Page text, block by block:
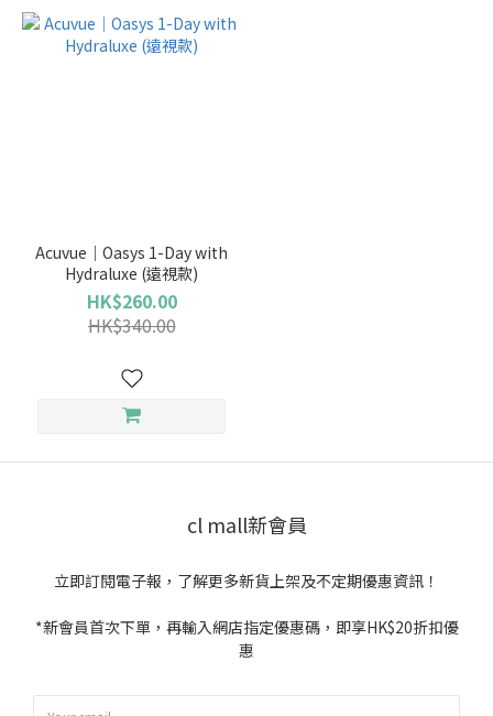
Acuvue｜Oasys 1-Day with
Hydraluxe (遠視款)
HK$260.00
HK$340.00
cl mall新會員
立即訂閱電子報，了解更多新貨上架及不定期優惠資訊！
*新會員首次下單，再輸入網店指定優惠碼，即享HK$20折扣優
惠